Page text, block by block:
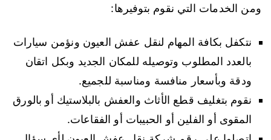
ومن الخدمات التي نقوم بتوفيرها:
نتكفل بكافة المهام لنقل عفش العيون ونؤمن سيارات
بالعدد المطلوب وتوصيله للمكان الجديد وبكل اتقان
ودقة وبأسعار منافسة ومناسبة للجميع.
نقوم بتغليف قطع الأثاث والعفش بالبلاستيك أو بالورق
المقوى أو الفلين أو الحبيبات أو الفقاعات.